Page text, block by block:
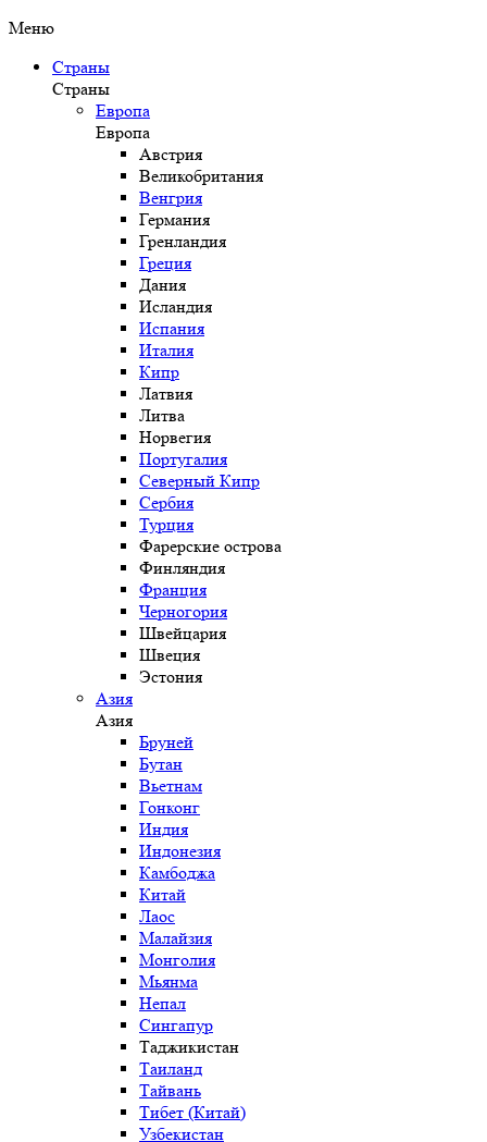
Меню
Страны
Страны
Европа
Европа
Австрия
Великобритания
Венгрия
Германия
Гренландия
Греция
Дания
Исландия
Испания
Италия
Кипр
Латвия
Литва
Норвегия
Португалия
Северный Кипр
Сербия
Турция
Фарерские острова
Финляндия
Франция
Черногория
Швейцария
Швеция
Эстония
Азия
Азия
Бруней
Бутан
Вьетнам
Гонконг
Индия
Индонезия
Камбоджа
Китай
Лаос
Малайзия
Монголия
Мьянма
Непал
Сингапур
Таджикистан
Таиланд
Тайвань
Тибет (Китай)
Узбекистан